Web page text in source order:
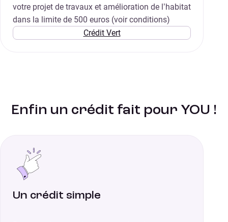
votre projet de travaux et amélioration de l’habitat
dans la limite de 500 euros (voir conditions)
Crédit Vert
Enfin un crédit fait pour YOU !
Un crédit simple